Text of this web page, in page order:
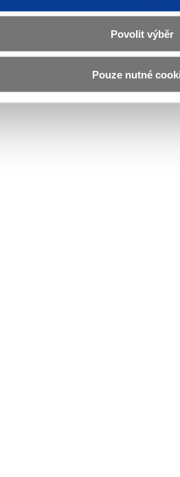
Povolit výběr
Pouze nutné